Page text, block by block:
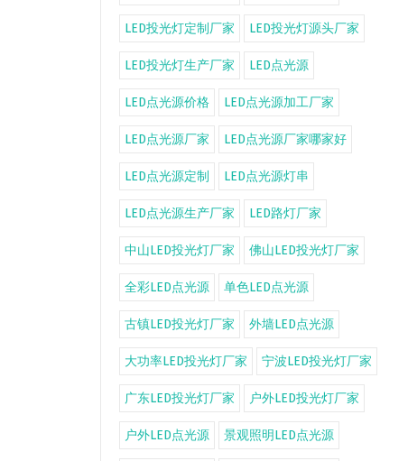
LED投光灯定制厂家 LED投光灯源头厂家
LED投光灯生产厂家 LED点光源
LED点光源价格 LED点光源加工厂家
LED点光源厂家 LED点光源厂家哪家好
LED点光源定制 LED点光源灯串
LED点光源生产厂家 LED路灯厂家
中山LED投光灯厂家 佛山LED投光灯厂家
全彩LED点光源 单色LED点光源
古镇LED投光灯厂家 外墙LED点光源
大功率LED投光灯厂家 宁波LED投光灯厂家
广东LED投光灯厂家 户外LED投光灯厂家
户外LED点光源 景观照明LED点光源